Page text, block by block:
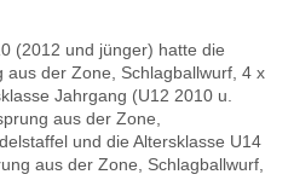
(2012 und jünger) hatte die
aus der Zone, Schlagballwurf, 4 x
Jahrgang (U12 2010 u.
aus der Zone,
und die Altersklasse U14
aus der Zone, Schlagballwurf,